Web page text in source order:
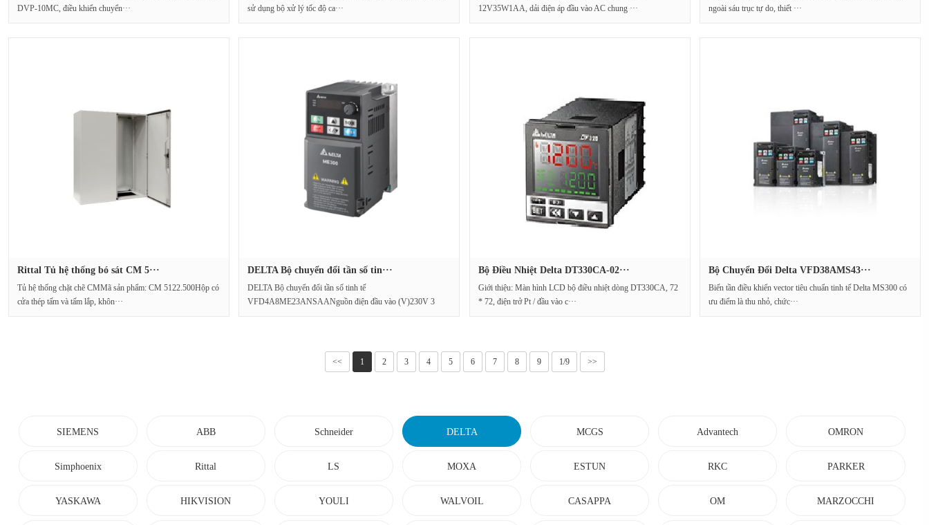
DVP-10MC, điều khiển chuyển···
sử dụng bộ xử lý tốc độ ca···
12V35W1AA, dải điện áp đầu vào AC chung ···
ngoài sáu trục tự do, thiết ···
Rittal Tủ hệ thống bó sát CM 5···
Tủ hệ thống chặt chẽ CMMã sản phẩm: CM 5122.500Hộp có
cửa thép tấm và tấm lắp, khôn···
DELTA Bộ chuyển đổi tần số tin···
DELTA Bộ chuyển đổi tần số tinh tế
VFD4A8ME23ANSAANguồn điện đầu vào (V)230V 3
Bộ Điều Nhiệt Delta DT330CA-02···
Giới thiệu: Màn hình LCD bộ điều nhiệt dòng DT330CA, 72
* 72, điện trở Pt / đầu vào c···
Bộ Chuyển Đổi Delta VFD38AMS43···
Biến tần điều khiển vector tiêu chuẩn tinh tế Delta MS300 có
ưu điểm là thu nhỏ, chức···
<< 1 2 3 4 5 6 7 8 9 1/9 >>
SIEMENS ABB Schneider DELTA MCGS Advantech OMRON
Simphoenix Rittal LS MOXA ESTUN RKC PARKER
YASKAWA HIKVISION YOULI WALVOIL CASAPPA OM MARZOCCHI